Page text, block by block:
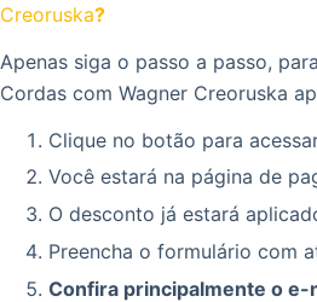
Creoruska?
Apenas siga o passo a passo,
Cordas com Wagner Creoruska
Clique no botão para
Você estará na página de
O desconto já estará
Preencha o formulário com
Confira principalmente o e-